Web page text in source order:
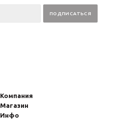
Компания
Магазин
Инфо